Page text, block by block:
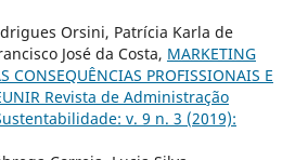
Orsini, Patrícia Karla de
José da Costa, MARKETING
CONSEQUÊNCIAS PROFISSIONAIS E
Revista de Administração
v. 9 n. 3 (2019):